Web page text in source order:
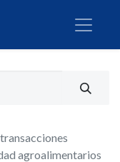
agroalimentarios